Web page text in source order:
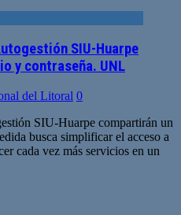
SIU-Huarpe
y contraseña. UNL
del Litoral 0
SIU-Huarpe compartirán un
busca simplificar el acceso a
cada vez más servicios en un